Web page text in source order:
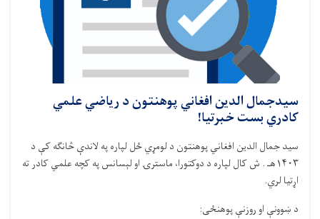
سیدجمال الدین افغاني پوهنتون د رياضي علمي
کادري بست خبرتیا!
سید جمال الدین افغاني پوهنتون دلومړيځل لپاره په لاندې څانگه کې د
۱۴۰۳هـ
. ش کال لپاره د دوکتورا، ماسترۍ او لېسانس په کچه علمي کادر ته
اړتیا لري.
د ښوونې او روزنېپوهنځی: